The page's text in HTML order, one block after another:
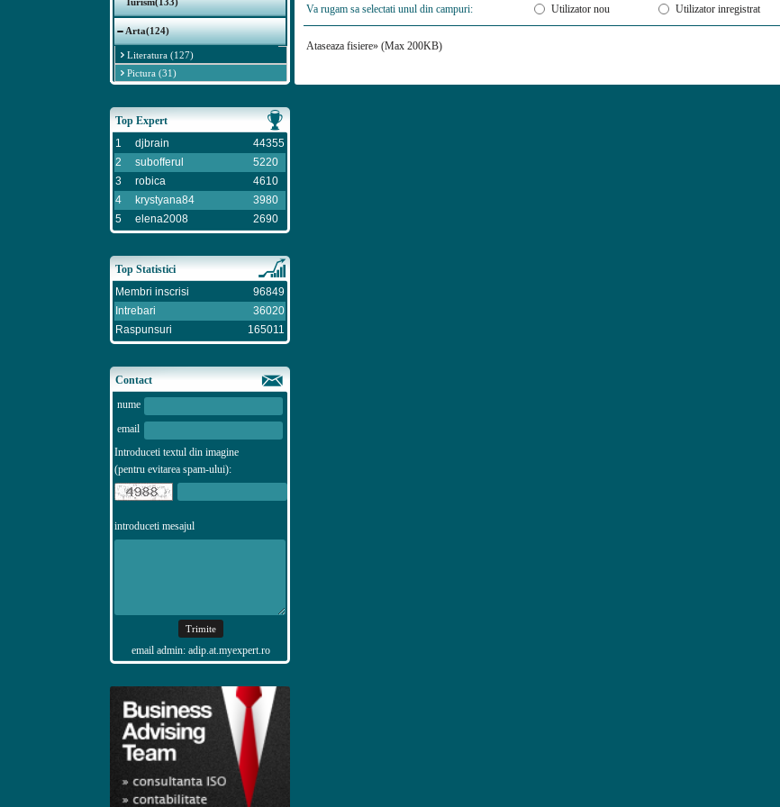
Arta(124)
Literatura (127)
Pictura (31)
Top Expert
1
djbrain
44355
2
subofferul
5220
3
robica
4610
4
krystyana84
3980
5
elena2008 2690
Top Statistici
Membri inscrisi
96849
Intrebari
36020
Raspunsuri
165011
Contact
nume
email
Introduceti textul din imagine
(pentru evitarea spam-ului):
introduceti mesajul
email admin: adip.at.myexpert.ro
Va rugam sa selectati unul din campuri: Utilizator nou Utilizator inregistrat
Ataseaza fisiere» (Max 200KB)